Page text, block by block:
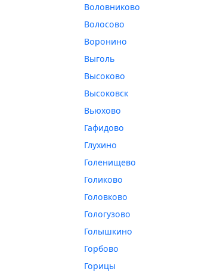
Воловниково
Волосово
Воронино
Выголь
Высоково
Высоковск
Вьюхово
Гафидово
Глухино
Голенищево
Голиково
Головково
Гологузово
Голышкино
Горбово
Горицы